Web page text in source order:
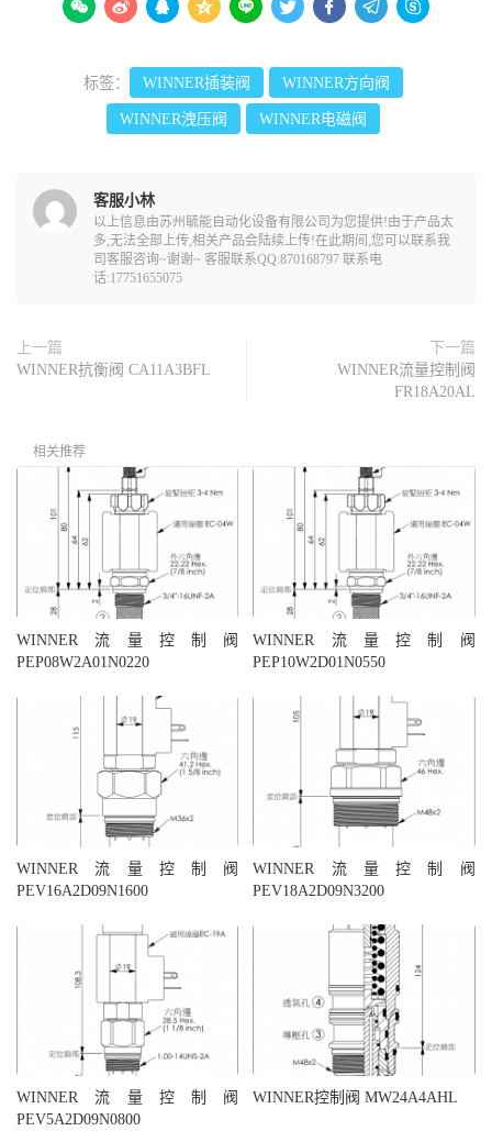
        
标签： WINNER插装阀 WINNER方向阀
WINNER洩压阀 WINNER电磁阀
客服小林
以上信息由苏州毓能自动化设备有限公司为您提供!由于产品太
多,无法全部上传,相关产品会陆续上传!在此期间,您可以联系我
司客服咨询~谢谢~ 客服联系QQ:870168797 联系电
话:17751655075
上一篇
WINNER抗衡阀 CA11A3BFL
下一篇
WINNER流量控制阀
FR18A20AL
相关推荐
WINNER流量控制阀
PEP08W2A01N0220
WINNER流量控制阀
PEP10W2D01N0550
WINNER流量控制阀
PEV16A2D09N1600
WINNER流量控制阀
PEV18A2D09N3200
WINNER流量控制阀
PEV5A2D09N0800
WINNER控制阀 MW24A4AHL